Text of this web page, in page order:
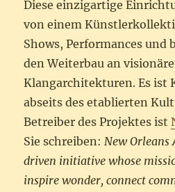
Diese einzigartige
von einem
Shows, Performances und
den Weiterbau an
Klangarchitekturen. Es ist
abseits des etablierten
Betreiber des Projektes ist
Sie schreiben:New
driven initiative whose
inspire wonder, connect